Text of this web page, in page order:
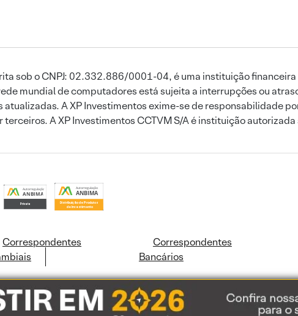
sob o CNPJ: 02.332.886/0001-04, é uma instituição
mundial de computadores está sujeita a interrupções ou
A XP Investimentos exime-se de responsabilidade
A XP Investimentos CCTVM S/A é instituição
Correspondentes
Correspondentes
Bancários
site usa cookies e dados pessoais de acordo com a nossa Política de Cookiese a nossa